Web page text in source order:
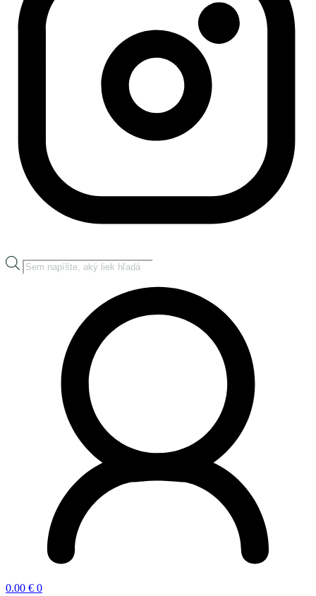
Products
search
0.00 € 0